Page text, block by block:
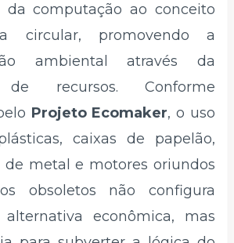
da computação ao conceito
circular, promovendo a
ambiental através da
de recursos. Conforme
Projeto Ecomaker, o uso
caixas de papelão,
de metal e motores oriundos
obsoletos não configura
econômica, mas